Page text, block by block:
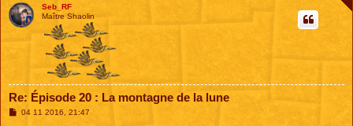
Seb_RF
Maître Shaolin
Re: Épisode 20 : La montagne de la lune
M04 11 2016, 21:47